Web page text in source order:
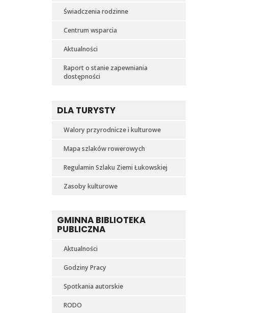
Świadczenia rodzinne
Centrum wsparcia
Aktualności
Raport o stanie zapewniania
dostępności
DLA TURYSTY
Walory przyrodnicze i kulturowe
Mapa szlaków rowerowych
Regulamin Szlaku Ziemi Łukowskiej
Zasoby kulturowe
GMINNA BIBLIOTEKA
PUBLICZNA
Aktualności
Godziny Pracy
Spotkania autorskie
RODO